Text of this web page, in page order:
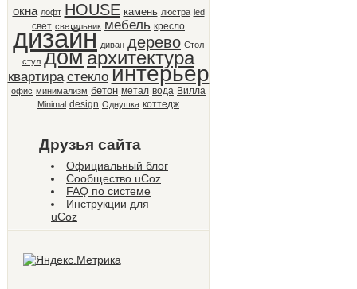
окна лофт HOUSE камень люстра led
свет светильник мебель кресло
дизайн диван дерево Стол
стул домархитектура
квартира стекло интерьер
офис минимализм бетон метал вода Вилла
Minimal design Однушка коттедж
Друзья сайта
Официальный блог
Сообщество uCoz
FAQ по системе
Инструкции для
uCoz